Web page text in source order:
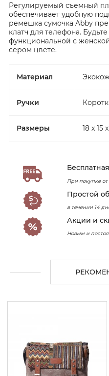
Регулируемый съемный
обеспечивает удобную
ремешка сумочка Abby
клатч для телефона.
функциональной с
сером цвете.
Материал
Ручки
Размеры 18 x 15
При покупке
Простой
в течении 14
Акции и
Новым и